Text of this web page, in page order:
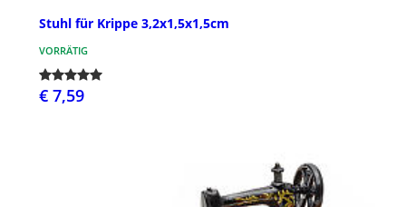
Stuhl für Krippe 3,2x1,5x1,5cm
VORRÄTIG
€ 7,59